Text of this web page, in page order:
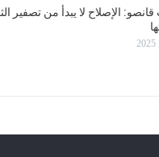
الإصلاح لا يبدأ من تصفير